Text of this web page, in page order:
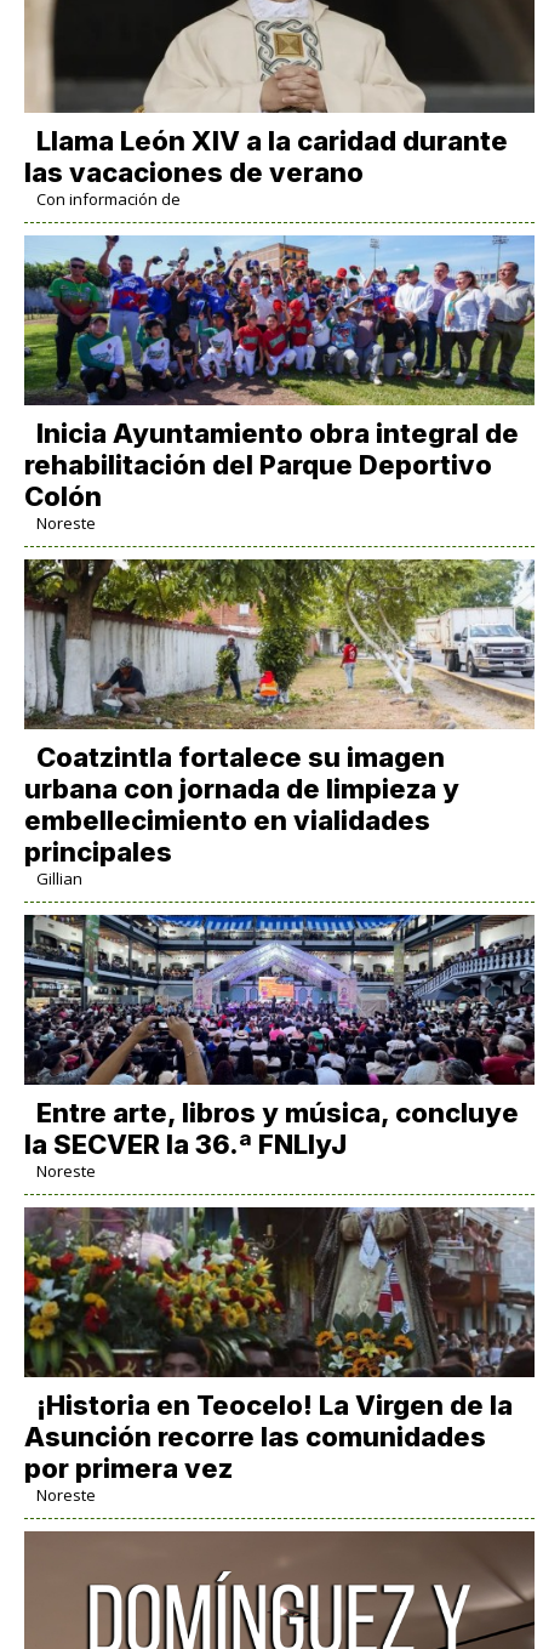
Llama León XIV a la caridad durante
las vacaciones de verano
Con información de
Inicia Ayuntamiento obra integral de
rehabilitación del Parque Deportivo
Colón
Noreste
Coatzintla fortalece su imagen
urbana con jornada de limpieza y
embellecimiento en vialidades
principales
Gillian
Entre arte, libros y música, concluye
la SECVER la 36.ª FNLIyJ
Noreste
​¡Historia en Teocelo! La Virgen de la
Asunción recorre las comunidades
por primera vez
Noreste